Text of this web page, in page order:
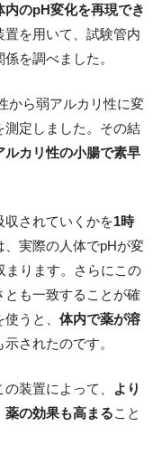
内のpH変化を再現でき
を用いて、試験管内
を調べました。
から弱アルカリ性に変
定しました。その結
ルカリ性の小腸で素早
収されていくかを1時
実際の人体でpHが変
まります。さらにこの
も一致することが確
うと、 体内で薬が溶
されたのです。
装置によって、
より
薬の効果も高まること